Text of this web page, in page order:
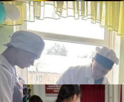
менен түрдүү
айрымдарында
жогорку
кайра кошуу иштери